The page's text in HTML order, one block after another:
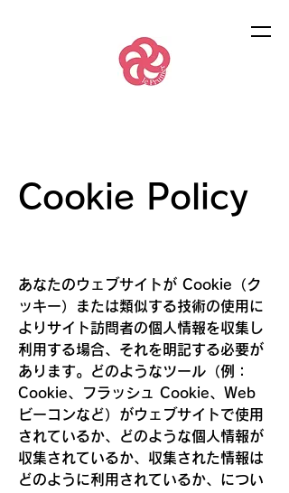
Cookie Policy
あなたのウェブサイトが Cookie（ク
ッキー）または類似する技術の使用に
よりサイト訪問者の個人情報を収集し
利用する場合、それを明記する必要が
あります。どのようなツール（例：
Cookie、フラッシュ Cookie、Web
ビーコンなど）がウェブサイトで使用
されているか、どのような個人情報が
収集されているか、収集された情報は
どのように利用されているか、につい